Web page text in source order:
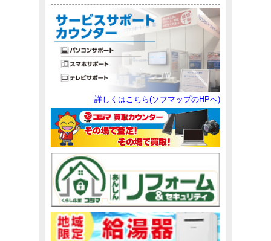
詳しくはこちら(ソフマップのHPへ)